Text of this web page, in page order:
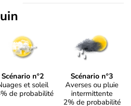
Scénario n°2
et soleil
de probabilité
Scénario n°3
Averses ou pluie
intermittente
2% de probabilité